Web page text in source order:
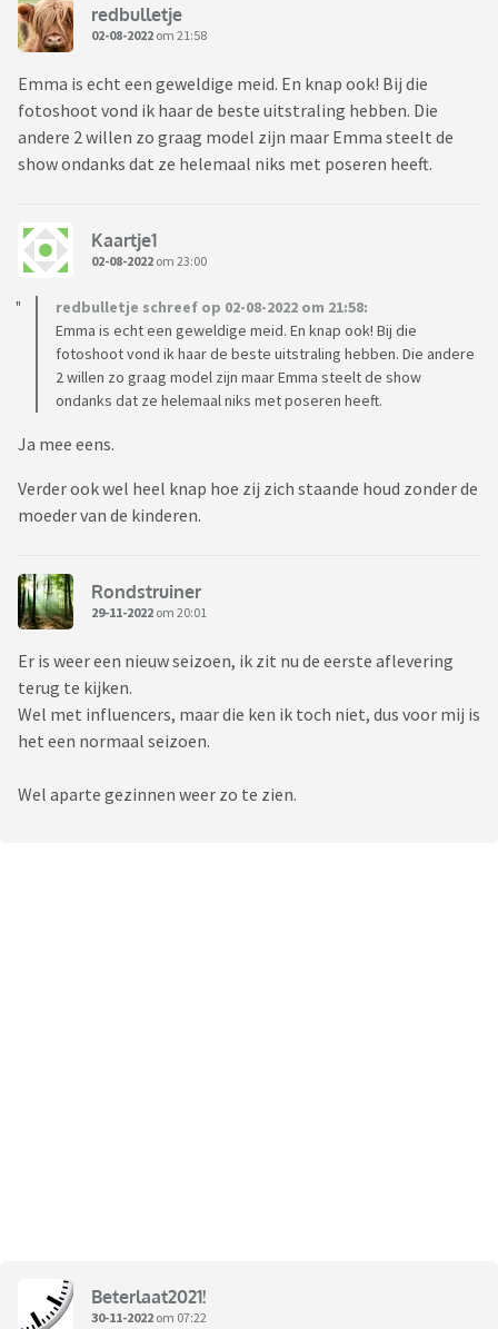
redbulletje
02-08-2022 om 21:58
Emma is echt een geweldige meid. En knap ook! Bij die
fotoshoot vond ik haar de beste uitstraling hebben. Die
andere 2 willen zo graag model zijn maar Emma steelt de
show ondanks dat ze helemaal niks met poseren heeft.
Kaartje1
02-08-2022 om 23:00
redbulletje schreef op 02-08-2022 om 21:58:
Emma is echt een geweldige meid. En knap ook! Bij die
fotoshoot vond ik haar de beste uitstraling hebben. Die andere
2 willen zo graag model zijn maar Emma steelt de show
ondanks dat ze helemaal niks met poseren heeft.
Ja mee eens.
Verder ook wel heel knap hoe zij zich staande houd zonder de
moeder van de kinderen.
Rondstruiner
29-11-2022 om 20:01
Er is weer een nieuw seizoen, ik zit nu de eerste aflevering
terug te kijken.
Wel met influencers, maar die ken ik toch niet, dus voor mij is
het een normaal seizoen.
Wel aparte gezinnen weer zo te zien.
Beterlaat2021!
30-11-2022 om 07:22